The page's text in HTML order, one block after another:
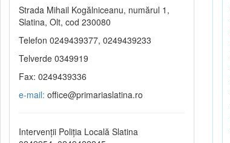
Strada Mihail Kogălniceanu, numărul 1,
Slatina, Olt, cod 230080
Telefon 0249439377, 0249439233
Telverde 0349919
Fax: 0249439336
e-mail: office@primariaslatina.ro
Intervenții Poliția Locală Slatina